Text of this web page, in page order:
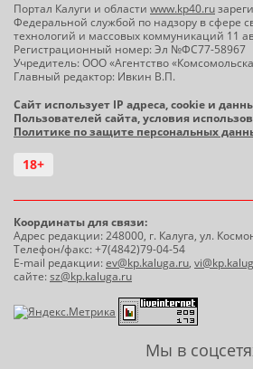
Портал Калуги и области www.kp40.ru
Федеральной службой по надзору в сфере
технологий и массовых коммуникаций 11
Регистрационный номер: Эл №ФС77-58967
Учредитель: ООО «Агентство
Главный редактор: Ивкин В.П.
Сайт использует IP адреса, cookie и
Пользователей сайта, условия
Политике по защите персональных
18+
Координаты для связи:
Адрес редакции: 248000, г. Калуга, ул.
Телефон/факс: +7(4842)79-04-54
E-mail редакции:ev@kp.kaluga.ru,
сайте:sz@kp.kaluga.ru
Мы в